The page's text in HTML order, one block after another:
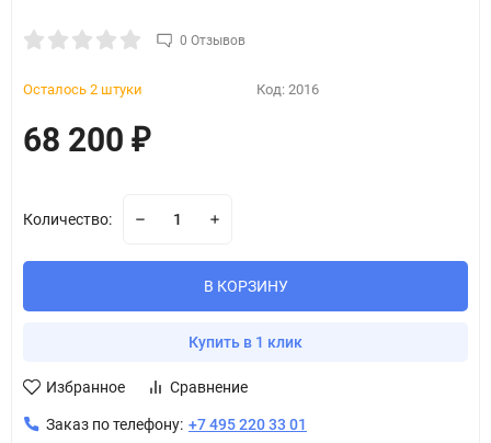
0 Отзывов
Осталось 2 штуки Код: 2016
68 200 ₽
Количество:
В КОРЗИНУ
Купить в 1 клик
Избранное Сравнение
Заказ по телефону: +7 495 220 33 01